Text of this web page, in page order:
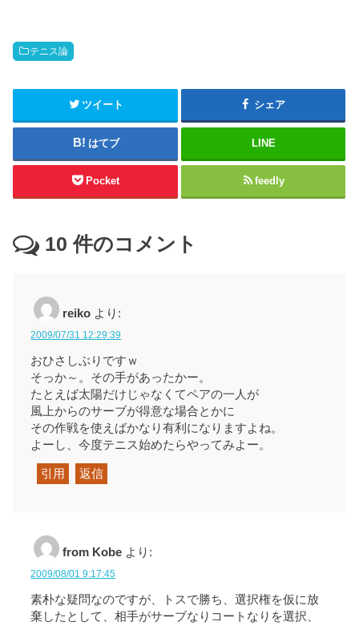
テニス論
ツイート シェア
はてブ LINE
Pocket feedly
10 件のコメント
reiko より:
2009/07/31 12:29:39
おひさしぶりですｗ
そっか～。その手があったかー。
たとえば太陽だけじゃなくてペアの一人が
風上からのサーブが得意な場合とかに
その作戦を使えばかなり有利になりますよね。
よーし、今度テニス始めたらやってみよー。
引用 返信
from Kobe より:
2009/08/01 9:17:45
素朴な疑問なのですが、トスで勝ち、選択権を仮に放
棄したとして、相手がサーブなりコートなりを選択、